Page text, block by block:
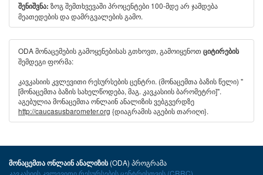
შენიშვნა: ზოგ შემთხვევაში პროცენტები 100-მდე არ ჯამდება
მეათედების და დამრგვალების გამო.
ODA მონაცემების გამოყენებისას გთხოვთ, გამოიყენოთ ციტირების
შემდეგი ფორმა:
კავკასიის კვლევითი რესურსების ცენტრი. (მონაცემთა ბაზის წელი) "
[მონაცემთა ბაზის სახელწოდება, მაგ. კავკასიის ბარომეტრი]".
აგებულია მონაცემთა ონლაინ ანალიზის ვებგვერდზე
http://caucasusbarometer.org {დიაგრამის აგების თარიღი}.
მონაცემთა ონლაინ ანალიზის(ODA) პროგრამა
კავკასიის კვლევითი რესურსების ცენტრისთვის (CRRC)